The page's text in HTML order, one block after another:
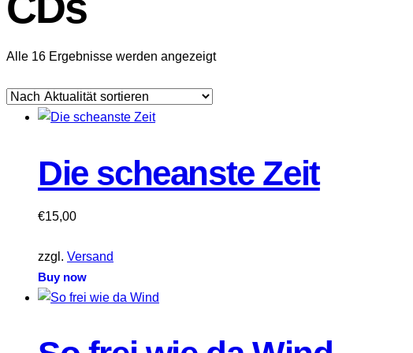
Alle 16 Ergebnisse werden angezeigtNach
Die scheanste Zeit
€15,00
zzgl. Versand
Buy now